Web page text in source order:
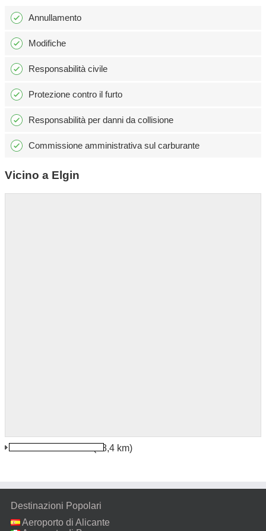
Annullamento
Modifiche
Responsabilità civile
Protezione contro il furto
Responsabilità per danni da collisione
Commissione amministrativa sul carburante
Vicino a Elgin
(58,4 km)
Destinazioni Popolari
Aeroporto di Alicante